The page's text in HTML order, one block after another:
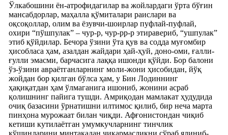
Ўлкабошини ён-атрофидагилар ва жойлардаги ўрта бўғин
мансабдорлар, маҳалла қўмиталари раислари ва
оқсоқоллар, олим ва ёзувчи-шоирлар пуфлай-пуфлай,
охири “пўшпулак” – чур-р, чур-рр-р этиравериб, “ушпулак”
этиб қўйдилар. Бечора ўзини ўта қув ва содда муғомбир
ҳисобласа ҳам, азалдан жайдари ҳай-ҳуй, доно-оми, ғалли-
ғулли эмасми, барчасига лаққа ишонди қўйди. Бор балони
ўз-ўзини авраётганларнинг моли-жони ҳисобидан, йўқ
жойдан бор қилган бўлса ҳам, у Бин Лодиннинг
ҳақиқатдан ҳам ўлмаганига ишониб, жонини асраб
қолишнинг пайига тушди. Амриқодан мамлакат ҳудудида
очиқ базасини ўрнатишни илтимос қилиб, бир неча марта
пинҳона мурожаат билан чиқди. Афғонистондан чиқиб
кетиши кутилаётган умумкучларнинг тинчлик
қўшинларини минтақадан чиқармасликни сўраб ялиниб-